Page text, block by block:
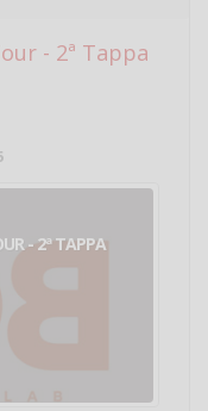
- 2ª Tappa
- 2ª TAPPA